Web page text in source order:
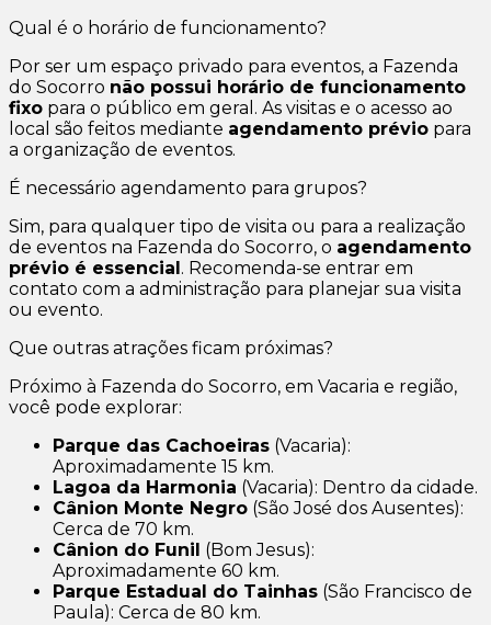
Qual é o horário de funcionamento?
Por ser um espaço privado para eventos, a Fazenda
do Socorro não possui horário de funcionamento
fixo para o público em geral. As visitas e o acesso ao
local são feitos mediante agendamento prévio para
a organização de eventos.
É necessário agendamento para grupos?
Sim, para qualquer tipo de visita ou para a realização
de eventos na Fazenda do Socorro, o agendamento
prévio é essencial . Recomenda-se entrar em
contato com a administração para planejar sua visita
ou evento.
Que outras atrações ficam próximas?
Próximo à Fazenda do Socorro, em Vacaria e região,
você pode explorar:
Parque das Cachoeiras (Vacaria):
Aproximadamente 15 km.
Lagoa da Harmonia (Vacaria): Dentro da cidade.
Cânion Monte Negro (São José dos Ausentes):
Cerca de 70 km.
Cânion do Funil (Bom Jesus):
Aproximadamente 60 km.
Parque Estadual do Tainhas (São Francisco de
Paula): Cerca de 80 km.